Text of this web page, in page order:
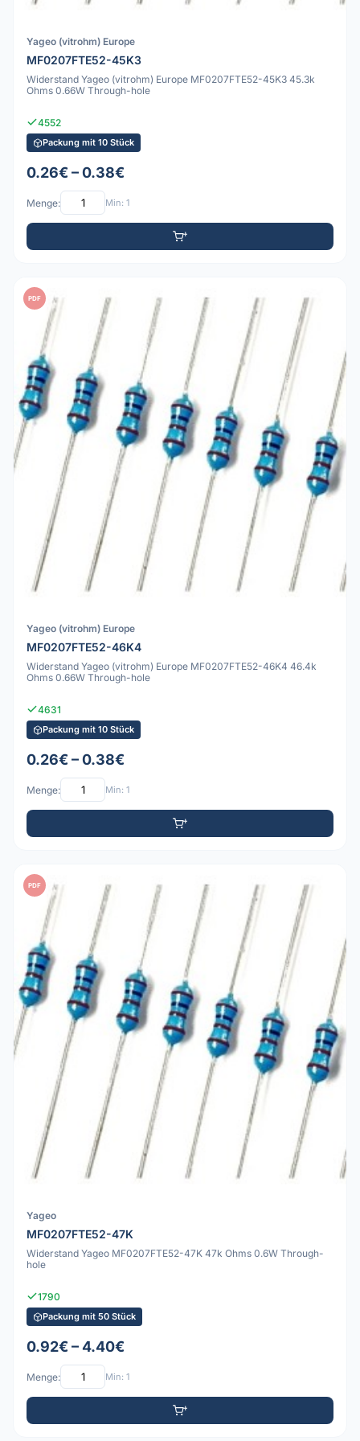
Yageo (vitrohm) Europe
MF0207FTE52-45K3
Widerstand Yageo (vitrohm) Europe MF0207FTE52-45K3 45.3k
Ohms 0.66W Through-hole
4552
Packung mit 10 Stück
0.26€ – 0.38€
Menge: Min: 1
PDF
Yageo (vitrohm) Europe
MF0207FTE52-46K4
Widerstand Yageo (vitrohm) Europe MF0207FTE52-46K4 46.4k
Ohms 0.66W Through-hole
4631
Packung mit 10 Stück
0.26€ – 0.38€
Menge: Min: 1
PDF
Yageo
MF0207FTE52-47K
Widerstand Yageo MF0207FTE52-47K 47k Ohms 0.6W Through-
hole
1790
Packung mit 50 Stück
0.92€ – 4.40€
Menge: Min: 1